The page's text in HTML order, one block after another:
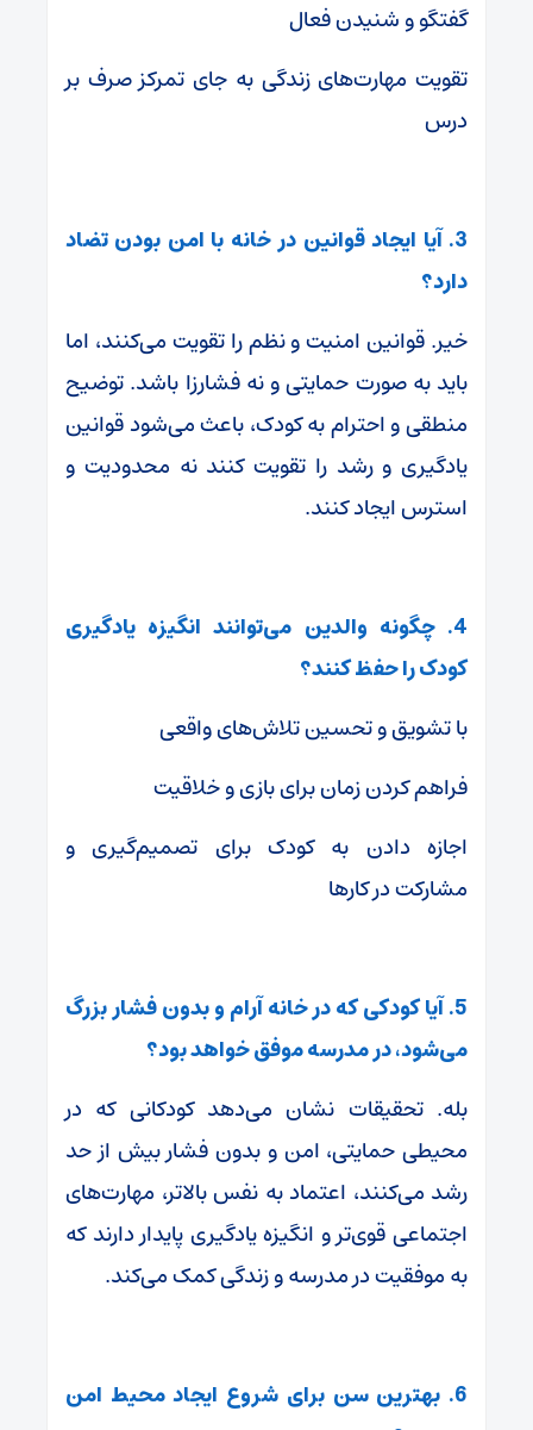
گفتگو و شنیدن فعال
تقویت مهارت‌های زندگی به جای تمرکز صرف بر
درس
3. آیا ایجاد قوانین در خانه با امن بودن تضاد
دارد؟
خیر. قوانین امنیت و نظم را تقویت می‌کنند، اما
باید به صورت حمایتی و نه فشارزا باشد. توضیح
منطقی و احترام به کودک، باعث می‌شود قوانین
یادگیری و رشد را تقویت کنند نه محدودیت و
استرس ایجاد کنند.
4. چگونه والدین می‌توانند انگیزه یادگیری
کودک را حفظ کنند؟
با تشویق و تحسین تلاش‌های واقعی
فراهم کردن زمان برای بازی و خلاقیت
اجازه دادن به کودک برای تصمیم‌گیری و
مشارکت در کارها
5. آیا کودکی که در خانه آرام و بدون فشار بزرگ
می‌شود، در مدرسه موفق خواهد بود؟
بله. تحقیقات نشان می‌دهد کودکانی که در
محیطی حمایتی، امن و بدون فشار بیش از حد
رشد می‌کنند، اعتماد به نفس بالاتر، مهارت‌های
اجتماعی قوی‌تر و انگیزه یادگیری پایدار دارند که
به موفقیت در مدرسه و زندگی کمک می‌کند.
6. بهترین سن برای شروع ایجاد محیط امن